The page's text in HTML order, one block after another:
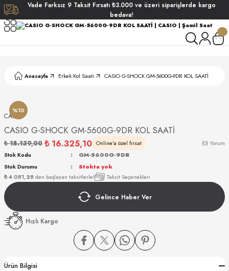
Vade Farksız 9 Taksit Fırsatı ₺3.000 ve üzeri siparişlerde kargo
bedava!
Anasayfa Erkek Kol Saati CASIO G-SHOCK GM-5600G-9DR KOL SAATİ
%10
CASIO
CASIO G-SHOCK GM-5600G-9DR KOL SAATİ
₺ 18.139,00 ₺ 16.325,10 Online'a özel fırsat (0) Yorum
₺ 4.081,28 den başlayan taksitlerle! Taksit Seçenekleri
Stok Kodu
GM-5600G-9DR
Stok Durumu
Stokta yok
Gelince Haber Ver
Hızlı Kargo
Ürün Bilgisi